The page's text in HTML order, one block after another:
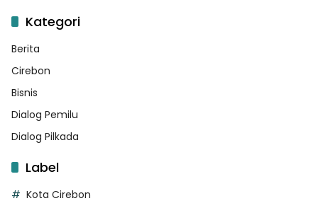
Kategori
Berita
Cirebon
Bisnis
Dialog Pemilu
Dialog Pilkada
Label
Kota Cirebon